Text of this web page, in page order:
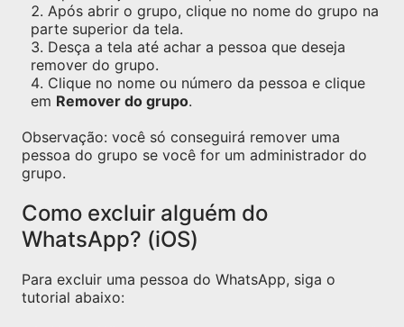
Após abrir o grupo, clique no nome do grupo na
parte superior da tela.
Desça a tela até achar a pessoa que deseja
remover do grupo.
Clique no nome ou número da pessoa e clique
em Remover do grupo.
Observação: você só conseguirá remover uma
pessoa do grupo se você for um administrador do
grupo.
Como excluir alguém do
WhatsApp? (iOS)
Para excluir uma pessoa do WhatsApp, siga o
tutorial abaixo: